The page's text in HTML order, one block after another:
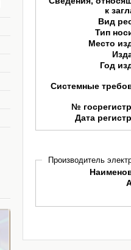
к
Вид
Тип
Место
Год
Системные
№
Дата
Производитель